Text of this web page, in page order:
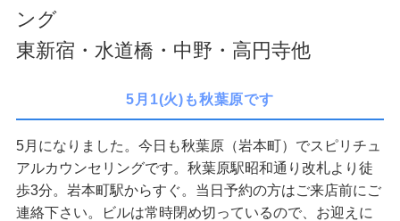
ング
東新宿・水道橋・中野・高円寺他
エキスパートクラス
スケジュール/アクセス
5月1(火)も秋葉原です
5月になりました。今日も秋葉原（岩本町）でスピリチュ
アルカウンセリングです。秋葉原駅昭和通り改札より徒
歩3分。岩本町駅からすぐ。当日予約の方はご来店前にご
連絡下さい。ビルは常時閉め切っているので、お迎えに